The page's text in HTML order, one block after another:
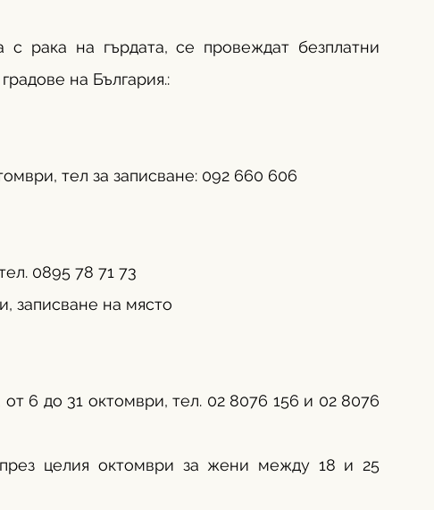
рака на гърдата, се провеждат безплатни
на България.:
тел за записване: 092 660 606
0895 78 71 73
записване на място
6 до 31 октомври, тел. 02 8076 156 и 02 8076
целия октомври за жени между 18 и 25